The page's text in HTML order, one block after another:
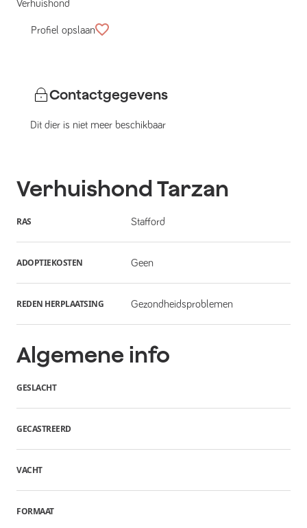
Verhuishond
Profiel opslaan
Contactgegevens
Dit dier is niet meer beschikbaar
VerhuishondTarzan
RAS Stafford
ADOPTIEKOSTEN Geen
REDEN HERPLAATSING Gezondheidsproblemen
Algemene info
GESLACHT
GECASTREERD
VACHT
FORMAAT